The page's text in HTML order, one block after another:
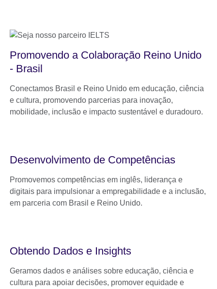
Promovendo a Colaboração Reino Unido
- Brasil
Conectamos Brasil e Reino Unido em educação, ciência
e cultura, promovendo parcerias para inovação,
mobilidade, inclusão e impacto sustentável e duradouro.
Desenvolvimento de Competências
Promovemos competências em inglês, liderança e
digitais para impulsionar a empregabilidade e a inclusão,
em parceria com Brasil e Reino Unido.
Obtendo Dados e Insights
Geramos dados e análises sobre educação, ciência e
cultura para apoiar decisões, promover equidade e